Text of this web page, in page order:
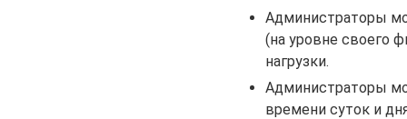
Администраторы
(на уровне своего
нагрузки.
Администраторы
времени суток и